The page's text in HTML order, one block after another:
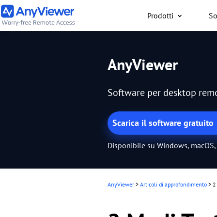
Prodotti
PC/Mac/smartphone,
AnyViewer
Software per desktop
Scarica il software gratuito
Disponibile su Windows,
AnyViewer > Articoli di approfondimento > 2